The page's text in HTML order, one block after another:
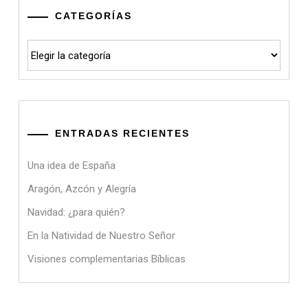
CATEGORÍAS
ENTRADAS RECIENTES
Una idea de España
Aragón, Azcón y Alegría
Navidad: ¿para quién?
En la Natividad de Nuestro Señor
Visiones complementarias Bíblicas